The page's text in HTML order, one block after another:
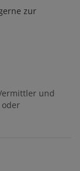
zur
und